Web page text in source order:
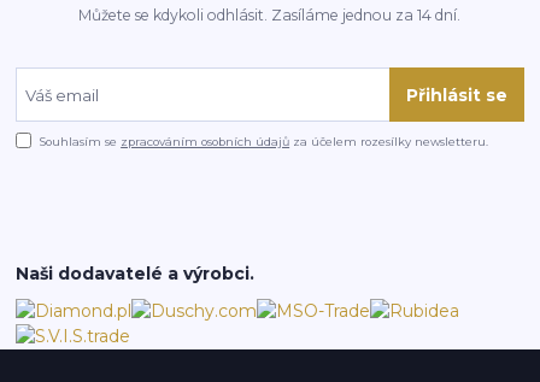
Můžete se kdykoli odhlásit. Zasíláme jednou za 14 dní.
Přihlásit se
Souhlasím se zpracováním osobních údajů za účelem rozesílky newsletteru.
Naši dodavatelé a výrobci.